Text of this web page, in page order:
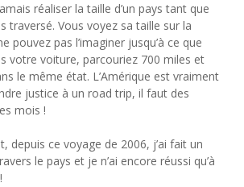
réaliser la taille d’un pays tant que
traversé. Vous voyez sa taille sur la
pouvez pas l’imaginer jusqu’à ce que
votre voiture, parcouriez 700 miles et
le même état. L’Amérique est vraiment
justice à un road trip, il faut des
mois !
depuis ce voyage de 2006, j’ai fait un
le pays et je n’ai encore réussi qu’à